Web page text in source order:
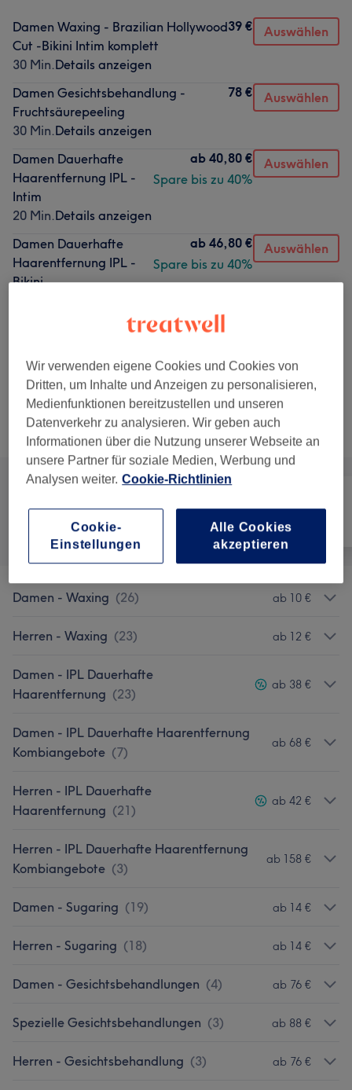
Damen Waxing - Brazilian Hollywood
Cut -Bikini Intim komplett
30 Min.Details anzeigen
39 € Auswählen
Damen Gesichtsbehandlung -
Fruchtsäurepeeling
30 Min.Details anzeigen
78 € Auswählen
Damen Dauerhafte
Haarentfernung IPL -
Intim
20 Min.Details anzeigen
ab 40,80 €
Spare bis zu 40%
Auswählen
Damen Dauerhafte
Haarentfernung IPL -
Bikini
ab 46,80 €
Spare bis zu 40%
Auswählen
Achseln
20 Min.Details anzeigen
ab 40,80 €
Alle Services
Alle Haarentfernung
Damen - Waxing (26) ab 10 €
Herren - Waxing (23) ab 12 €
Damen - IPL Dauerhafte
Haarentfernung (23)
ab 38 €
Damen - IPL Dauerhafte Haarentfernung
Kombiangebote (7)
ab 68 €
Herren - IPL Dauerhafte
Haarentfernung (21)
ab 42 €
Herren - IPL Dauerhafte Haarentfernung
Kombiangebote (3)
ab 158 €
Damen - Sugaring (19) ab 14 €
Herren - Sugaring (18) ab 14 €
Damen - Gesichtsbehandlungen (4) ab 76 €
Spezielle Gesichtsbehandlungen (3) ab 88 €
Herren - Gesichtsbehandlung (3) ab 76 €
Wir verwenden eigene Cookies und Cookies von
Dritten, um Inhalte und Anzeigen zu personalisieren,
Medienfunktionen bereitzustellen und unseren
Datenverkehr zu analysieren. Wir geben auch
Informationen über die Nutzung unserer Webseite an
unsere Partner für soziale Medien, Werbung und
Analysen weiter. Cookie-Richtlinien
Cookie-
Einstellungen
Alle Cookies
akzeptieren